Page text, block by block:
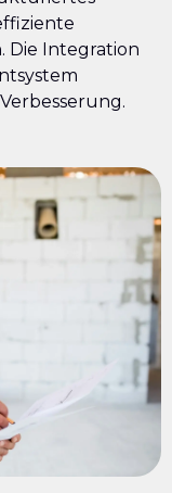
Die Integration